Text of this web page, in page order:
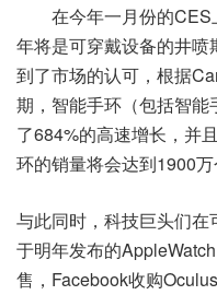
在今年一月份的CES
年将是可穿戴设备的井
到了市场的认可，根据
期，智能手环（包括智
了684%的高速增长，并
环的销量将会达到1900万
与此同时，科技巨头们
于明年发布的
售，Facebook收购